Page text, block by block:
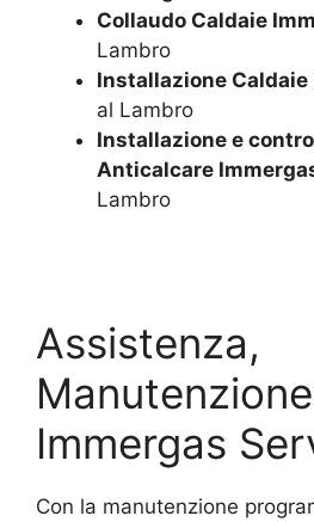
Collaudo Caldaie
Lambro
Installazione Caldaie
al Lambro
Installazione e
Anticalcare
Lambro
Assistenza,
Manutenzione
Immergas
Con la manutenzione